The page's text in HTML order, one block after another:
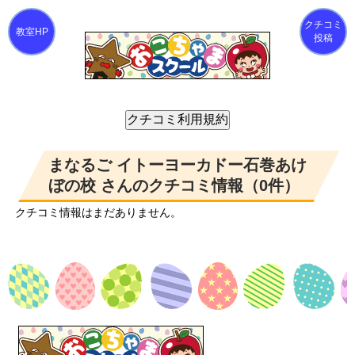
クチコミ
投稿
まなるご イトーヨーカドー石巻あけ
ぼの校 さんのクチコミ情報（0件）
クチコミ情報はまだありません。